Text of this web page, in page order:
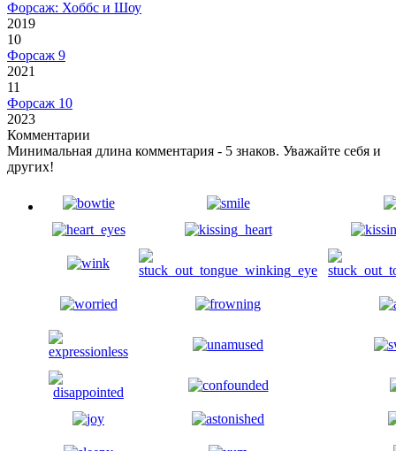
Форсаж: Хоббс и Шоу
2019
10
Форсаж 9
2021
11
Форсаж 10
2023
Комментарии
Минимальная длина комментария - 5 знаков. Уважайте себя и
других!